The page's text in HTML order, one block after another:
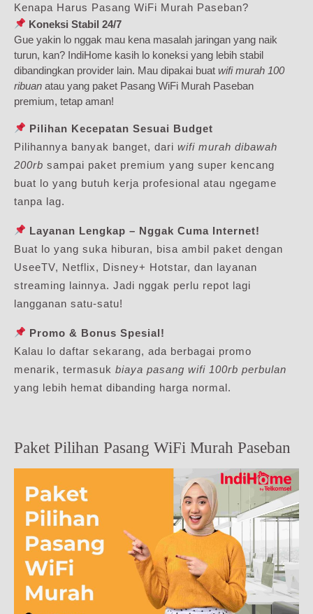
Kenapa Harus Pasang WiFi Murah Paseban?
Koneksi Stabil 24/7
Gue yakin lo nggak mau kena masalah jaringan yang naik
turun, kan? IndiHome kasih lo koneksi yang lebih stabil
dibandingkan provider lain. Mau dipakai buat wifi murah 100
ribuan atau yang paket Pasang WiFi Murah Paseban
premium, tetap aman!
Pilihan Kecepatan Sesuai Budget
Pilihannya banyak banget, dari wifi murah dibawah
200rb sampai paket premium yang super kencang
buat lo yang butuh kerja profesional atau ngegame
tanpa lag.
Layanan Lengkap – Nggak Cuma Internet!
Buat lo yang suka hiburan, bisa ambil paket dengan
UseeTV, Netflix, Disney+ Hotstar, dan layanan
streaming lainnya. Jadi nggak perlu repot lagi
langganan satu-satu!
Promo & Bonus Spesial!
Kalau lo daftar sekarang, ada berbagai promo
menarik, termasuk biaya pasang wifi 100rb perbulan
yang lebih hemat dibanding harga normal.
Paket Pilihan Pasang WiFi Murah Paseban